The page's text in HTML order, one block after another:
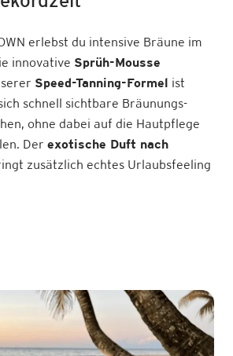
erlebst du intensive Bräune im
innovative Sprüh-Mousse
Speed-Tanning-Formel ist
schnell sichtbare Bräunungs-
ohne dabei auf die Hautpflege
Der exotische Duft nach
zusätzlich echtes Urlaubsfeeling